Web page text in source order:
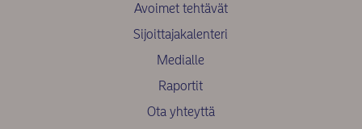
Avoimet tehtävät
Sijoittajakalenteri
Medialle
Raportit
Ota yhteyttä